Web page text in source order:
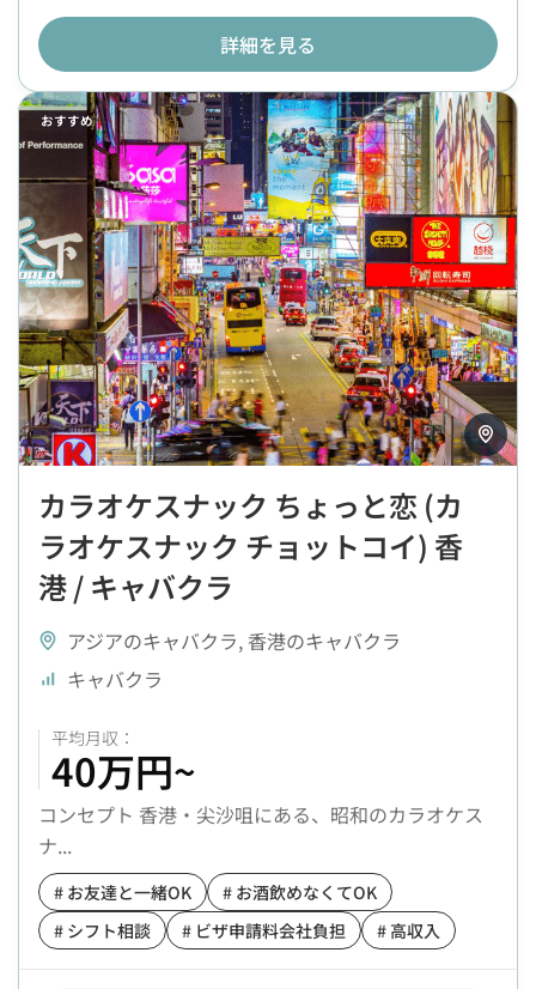
詳細を見る
おすすめ
カラオケスナック ちょっと恋 (カ
ラオケスナック チョットコイ) 香
港 / キャバクラ
アジアのキャバクラ, 香港のキャバクラ
キャバクラ
40万円~
コンセプト 香港・尖沙咀にある、昭和のカラオケス
ナ...
# お友達と一緒OK
# お酒飲めなくてOK
# シフト相談
# ビザ申請料会社負担 # 高収入